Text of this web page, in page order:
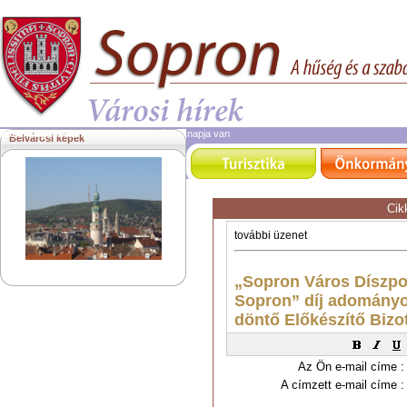
2026. augusztus 8.szombat | ma László napja van
Belvárosi képek
Az Ön e-mail címe :
A címzett e-mail címe :